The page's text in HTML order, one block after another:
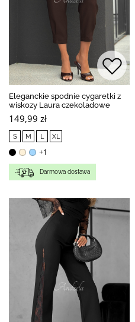
Eleganckie spodnie cygaretki z
wiskozy Laura czekoladowe
149,99 zł
S M L XL
+1
Darmowa dostawa